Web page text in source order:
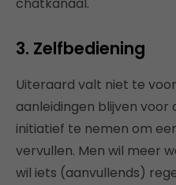
chatkanaal.
3. Zelfbediening
Uiteraard valt niet te
aanleidingen blijven
initiatief te nemen om
vervullen. Men wil meer
wil iets (aanvullends)